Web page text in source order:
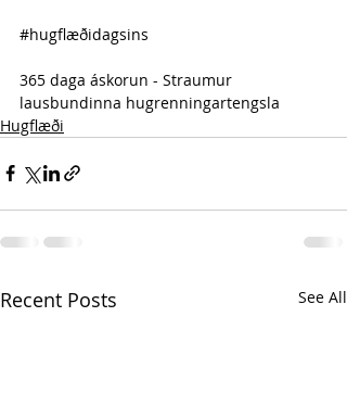
#hugflæðidagsins
365 daga áskorun - Straumur
lausbundinna hugrenningartengsla
Hugflæði
Recent Posts See All